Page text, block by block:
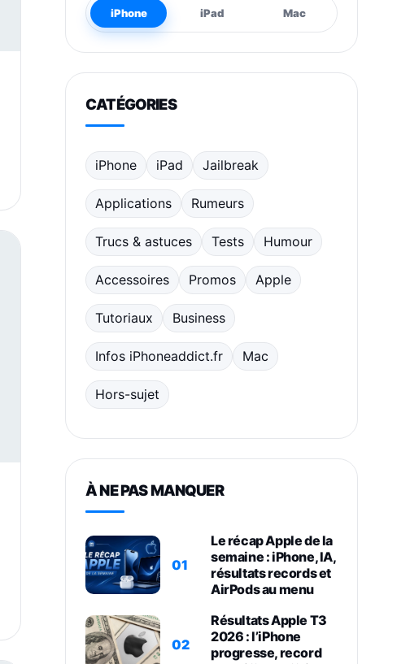
iPhone iPad Mac
CATÉGORIES
iPhone iPad Jailbreak
Applications Rumeurs
Trucs & astuces Tests Humour
Accessoires Promos Apple
Tutoriaux Business
Infos iPhoneaddict.fr Mac
Hors-sujet
À NE PAS MANQUER
01
Le récap Apple de la
semaine : iPhone, IA,
résultats records et
AirPods au menu
02
Résultats Apple T3
2026 : l’iPhone
progresse, record